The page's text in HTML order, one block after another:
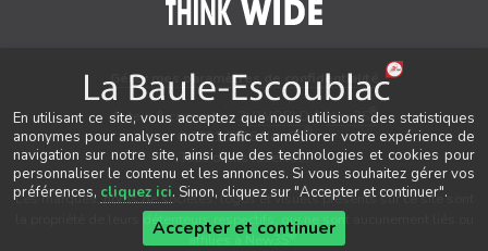
Gérer mes paramètres de confidentialité
Auteur & conception 3V.WORLD&New3S ®
© 2021-2026 New3S®
Tous droits réservés.
Les marques, noms de sociétés, logos et visuels présents sur ce site sont
la propriété de leurs détenteurs respectifs, qui ne sont aucunement liés ou
affiliés à New3S ®.
En utilisant ce site, vous acceptez que nous utilisions des statistiques
anonymes pour analyser notre trafic et améliorer votre expérience de
navigation sur notre site, ainsi que des technologies et cookies pour
personnaliser le contenu et les annonces. Si vous souhaitez gérer vos
préférences, cliquez ici. Sinon, cliquez sur "Accepter et continuer".
Accepter et continuer